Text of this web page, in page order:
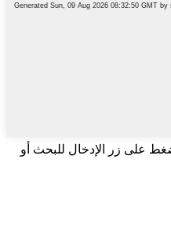
على زر الإدخال للبحث أو